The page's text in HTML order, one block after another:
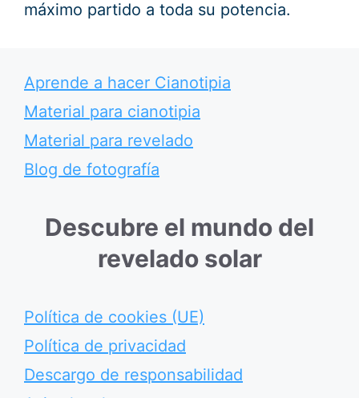
máximo partido a toda su potencia.
Aprende a hacer Cianotipia
Material para cianotipia
Material para revelado
Blog de fotografía
Descubre el mundo del
revelado solar
Política de cookies (UE)
Política de privacidad
Descargo de responsabilidad